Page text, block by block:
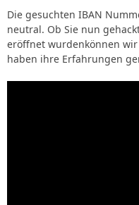
Die gesuchten IBAN
neutral. Ob Sie nun
eröffnet wurdenkönnen
haben ihre Erfahrungen